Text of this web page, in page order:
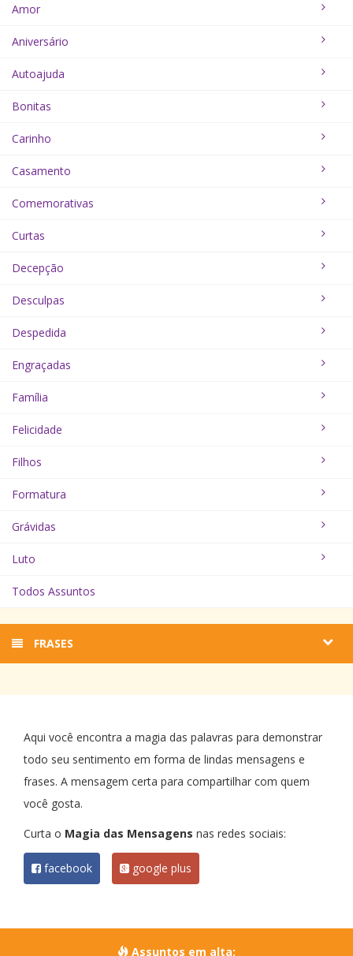
Amor
Aniversário
Autoajuda
Bonitas
Carinho
Casamento
Comemorativas
Curtas
Decepção
Desculpas
Despedida
Engraçadas
Família
Felicidade
Filhos
Formatura
Grávidas
Luto
Todos Assuntos
FRASES
Aqui você encontra a magia das palavras para demonstrar
todo seu sentimento em forma de lindas mensagens e
frases. A mensagem certa para compartilhar com quem
você gosta.
Curta o Magia das Mensagens nas redes sociais:
facebook google plus
Assuntos em alta: